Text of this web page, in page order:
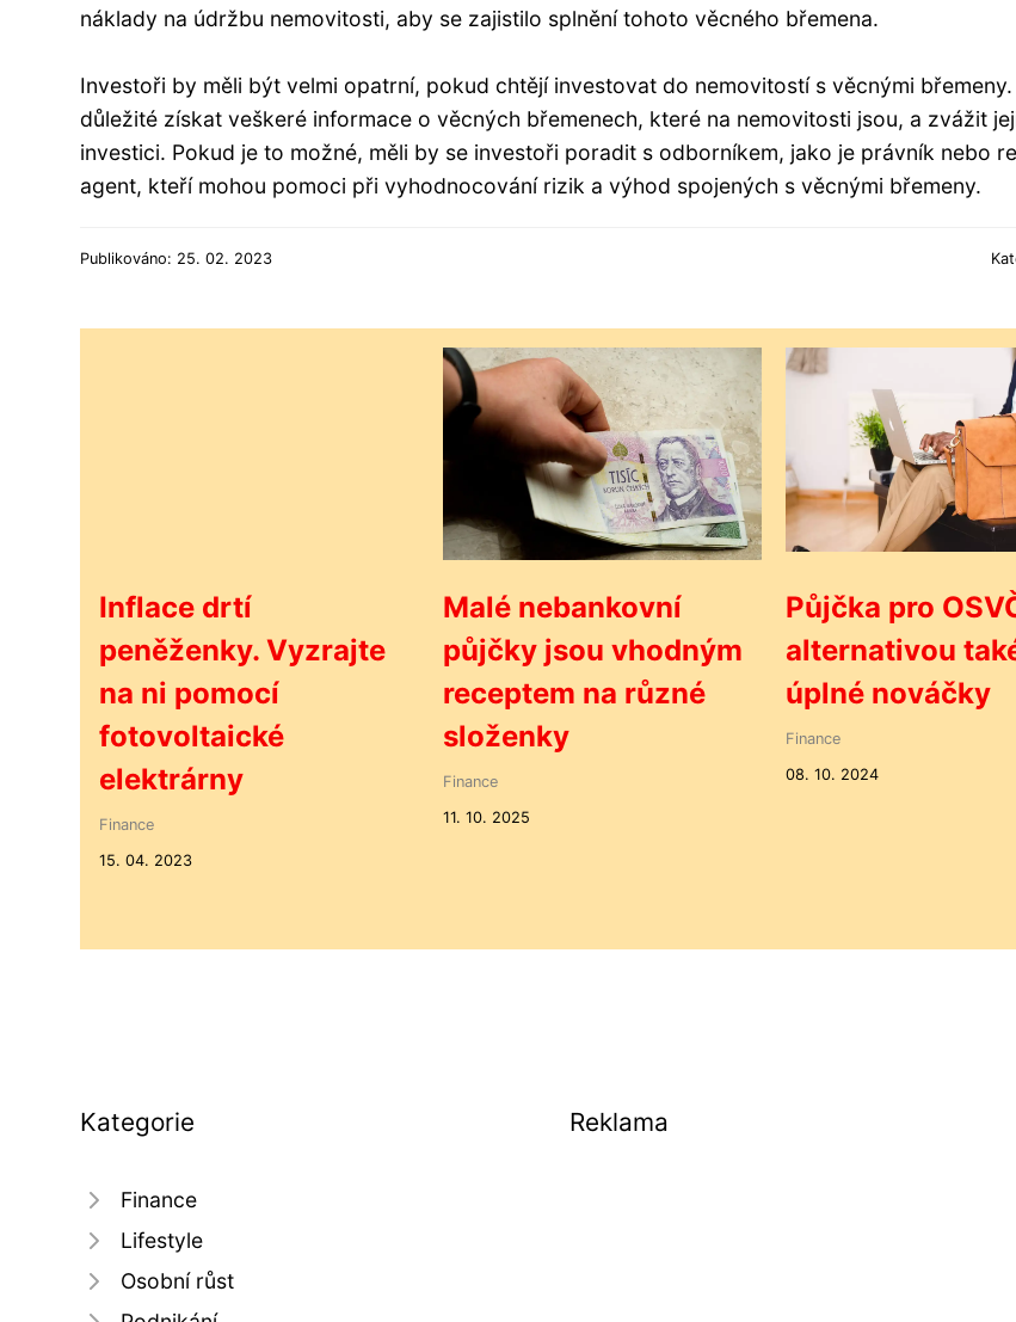
náklady na údržbu nemovitosti, aby se zajistilo splnění tohoto věcného břemena.
Investoři by měli být velmi opatrní, pokud chtějí investovat do nemovitostí s věcnými
důležité získat veškeré informace o věcných břemenech, které na nemovitosti jsou, a zvážit
investici. Pokud je to možné, měli by se investoři poradit s odborníkem, jako je právník nebo
agent, kteří mohou pomoci při vyhodnocování rizik a výhod spojených s věcnými břemeny.
Publikováno: 25. 02. 2023
Inflace drtí
peněženky. Vyzrajte
na ni pomocí
fotovoltaické
elektrárny
Finance
15. 04. 2023
Malé nebankovní
půjčky jsou vhodným
receptem na různé
složenky
Finance
11. 10. 2025
Půjčka pro
alternativou
úplné nováčky
Finance
08. 10. 2024
Kategorie
Finance
Lifestyle
Osobní růst
Reklama